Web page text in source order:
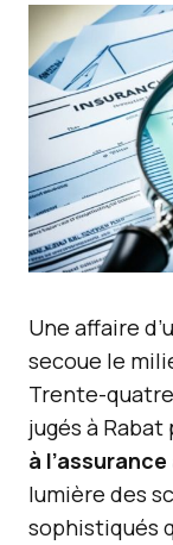
Une affaire
secoue le
Trente-
jugés à
à
lumière des
sophistiqués